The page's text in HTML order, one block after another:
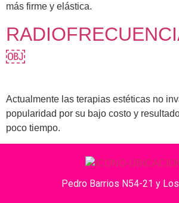
más firme y elástica.
￼
Actualmente las terapias estéticas no
popularidad por su bajo costo y
poco tiempo.
Pedro Barrios N54-21 y